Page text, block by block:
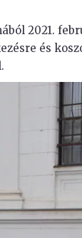
2021.
és